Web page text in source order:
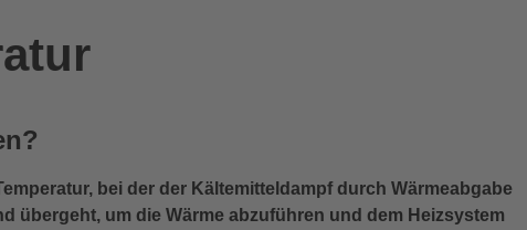
bei der der Kältemitteldampf durch Wärmeabgabe
übergeht, um die Wärme abzuführen und dem Heizsystem